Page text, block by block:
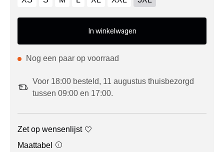
In winkelwagen
Nog een paar op voorraad
Voor 18:00 besteld, 11 augustus thuisbezorgd
tussen 09:00 en 17:00.
Zet op wensenlijst
Maattabel